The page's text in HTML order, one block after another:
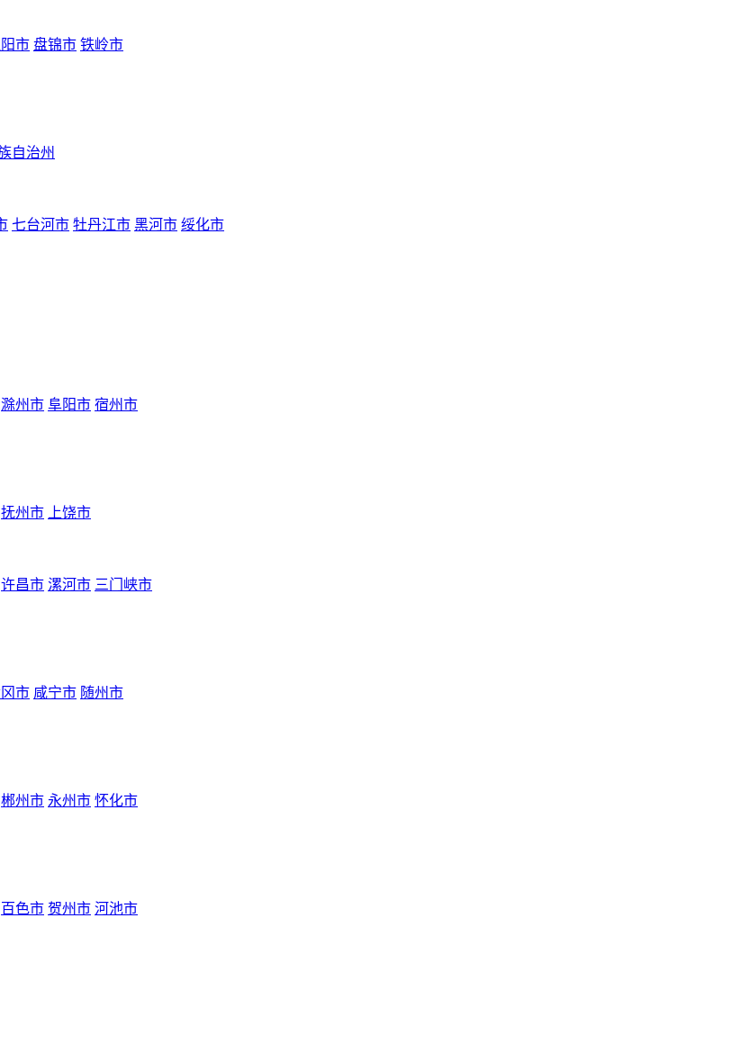
市 盘锦市 铁岭市
自治州
七台河市 牡丹江市 黑河市 绥化市
滁州市 阜阳市 宿州市
抚州市 上饶市
许昌市 漯河市 三门峡市
市 咸宁市 随州市
郴州市 永州市 怀化市
百色市 贺州市 河池市